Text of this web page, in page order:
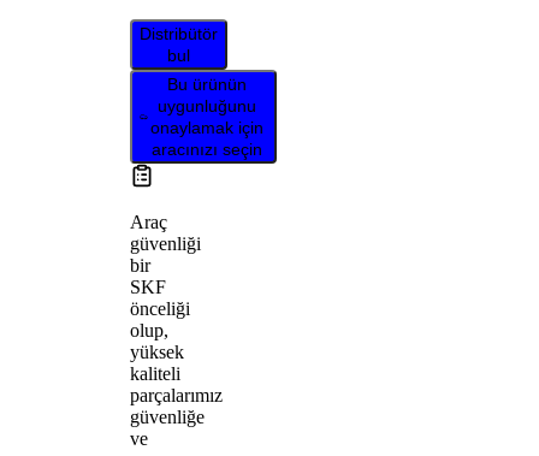
Distribütör
bul
Bu ürünün
uygunluğunu
onaylamak için
aracınızı seçin
Araç
güvenliği
bir
SKF
önceliği
olup,
yüksek
kaliteli
parçalarımız
güvenliğe
ve